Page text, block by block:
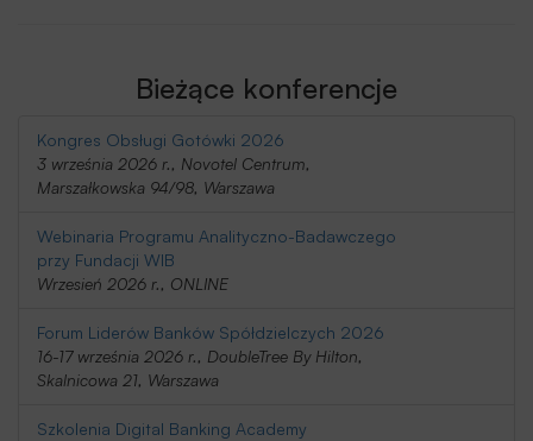
Bieżące konferencje
Kongres Obsługi Gotówki 2026
3 września 2026 r., Novotel Centrum,
Marszałkowska 94/98, Warszawa
Webinaria Programu Analityczno-Badawczego
przy Fundacji WIB
Wrzesień 2026 r., ONLINE
Forum Liderów Banków Spółdzielczych 2026
16-17 września 2026 r., DoubleTree By Hilton,
Skalnicowa 21, Warszawa
Szkolenia Digital Banking Academy